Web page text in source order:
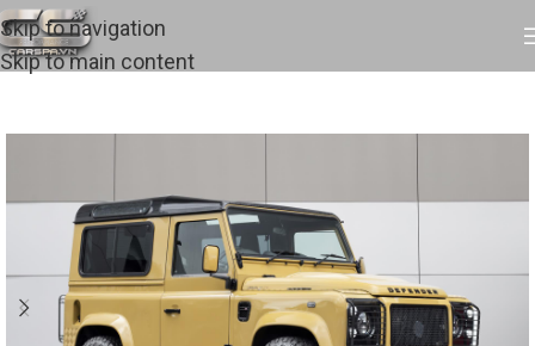
Skip to navigation
Skip to main content